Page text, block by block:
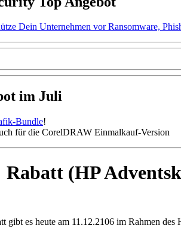
Dein Unternehmen vor Ransomware,
im Juli
Bundle!
für die CorelDRAW Einmalkauf-Version
(HP
es heute am 11.12.2106 im Rahmen